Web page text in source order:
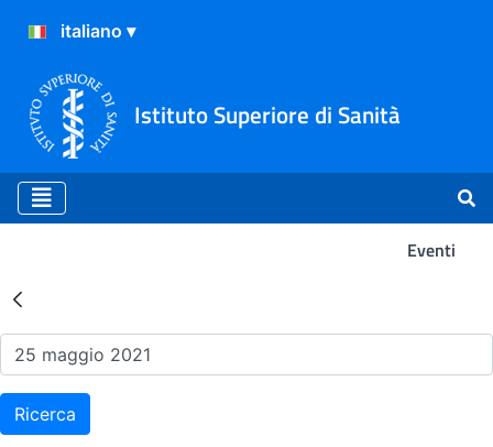
Istituto Superiore di Sanità
Eventi
Risultati della Ricerca -
Ricerca